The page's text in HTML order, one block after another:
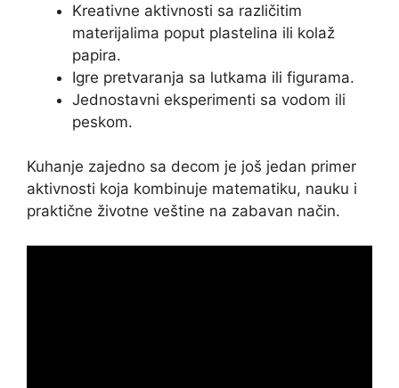
Kreativne aktivnosti sa različitim
materijalima poput plastelina ili kolaž
papira.
Igre pretvaranja sa lutkama ili figurama.
Jednostavni eksperimenti sa vodom ili
peskom.
Kuhanje zajedno sa decom je još jedan primer
aktivnosti koja kombinuje matematiku, nauku i
praktične životne veštine na zabavan način.